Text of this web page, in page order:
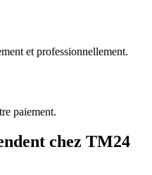
et professionnellement.
paiement.
chez TM24